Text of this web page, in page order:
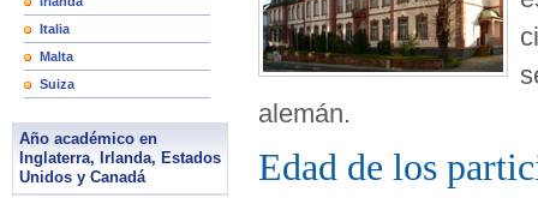
Italia
Malta
Suiza
Año académico en
Inglaterra, Irlanda, Estados
Unidos y Canadá
alemán.
Edad de los